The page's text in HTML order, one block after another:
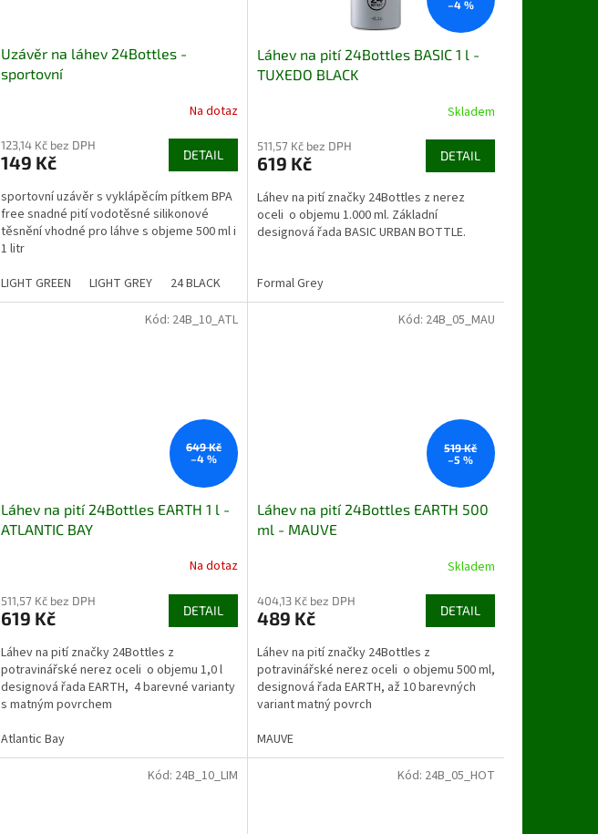
LIGHT PINK LIGHT GREY 24 BLACK 24 ORANGE
Uzávěr na láhev 24Bottles -
sportovní
Na dotaz
123,14 Kč bez DPH
149 Kč DETAIL
sportovní uzávěr s vyklápěcím pítkem BPA
free snadné pití vodotěsné silikonové
těsnění vhodné pro láhve s objeme 500 ml i
1 litr
LIGHT GREEN
LIGHT GREY 24 BLACK
–4 %
Láhev na pití 24Bottles BASIC 1 l -
TUXEDO BLACK
Skladem
511,57 Kč bez DPH
619 Kč DETAIL
Láhev na pití značky 24Bottles z nerez
oceli o objemu 1.000 ml. Základní
designová řada BASIC URBAN BOTTLE.
Formal Grey
649 Kč
–4 %
Láhev na pití 24Bottles EARTH 1 l -
ATLANTIC BAY
Na dotaz
511,57 Kč bez DPH
619 Kč DETAIL
Láhev na pití značky 24Bottles z
potravinářské nerez oceli o objemu 1,0 l
designová řada EARTH, 4 barevné varianty
s matným povrchem
Atlantic Bay
Kód: 24B_10_ATL
519 Kč
–5 %
Láhev na pití 24Bottles EARTH 500
ml - MAUVE
Skladem
404,13 Kč bez DPH
489 Kč DETAIL
Láhev na pití značky 24Bottles z
potravinářské nerez oceli o objemu 500 ml,
designová řada EARTH, až 10 barevných
variant matný povrch
MAUVE
Kód: 24B_05_MAU
Kód: 24B_10_LIM Kód: 24B_05_HOT